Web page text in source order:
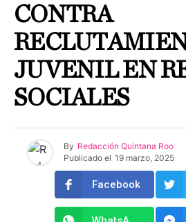
CONTRA
JUVENIL EN
SOCIALES
By Redacción Quintana Roo
Publicado el 19 marzo, 2025
Facebook